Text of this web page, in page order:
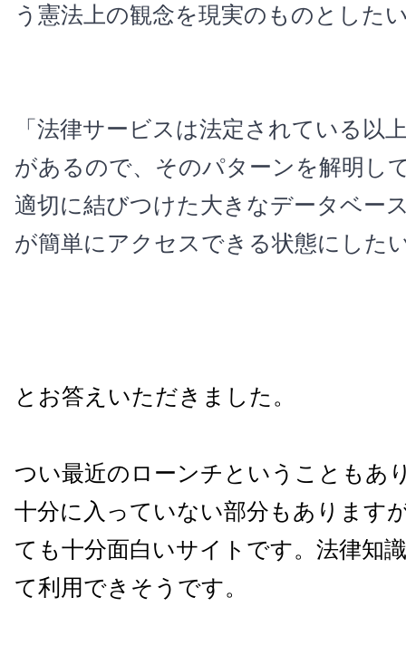
う憲法上の観念を現実のものとした
「法律サービスは法定されている以
があるので、そのパターンを解明し
適切に結びつけた大きなデータベー
が簡単にアクセスできる状態にした
とお答えいただきました。
つい最近のローンチということもあ
十分に入っていない部分もあります
ても十分面白いサイトです。法律知
て利用できそうです。